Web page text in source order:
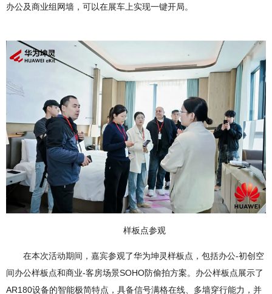
办公及商业组网墙，可以在展车上实现一键开局。
样板点参观
在本次活动期间，嘉宾参观了华为坤灵样板点，包括办公-初创空
间办公样板点和商业-客房场景SOHO防偷拍方案。办公样板点展示了
AR180设备的智能极简特点，具备信号满格在线、多墙穿行能力，并